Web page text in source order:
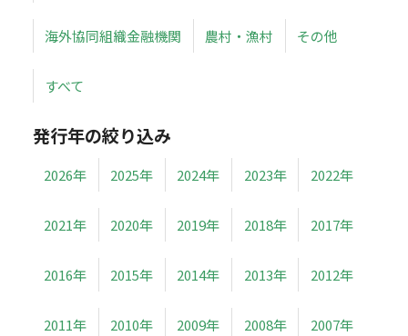
海外協同組織金融機関 農村・漁村 その他
すべて
発行年の絞り込み
2026年 2025年 2024年 2023年 2022年
2021年 2020年 2019年 2018年 2017年
2016年 2015年 2014年 2013年 2012年
2011年 2010年 2009年 2008年 2007年